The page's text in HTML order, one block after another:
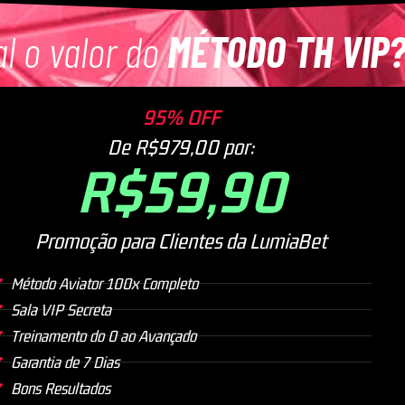
Qual o valor do MÉTODO AVIATOR BLACK?
o valor doMÉTODO TH
95% OFF
De R$979,00 por:
R$59,90
Promoção para Clientes da LumiaBet
Método Aviator 100x Completo
Sala VIP Secreta
Treinamento do 0 ao Avançado
Garantia de 7 Dias
Bons Resultados